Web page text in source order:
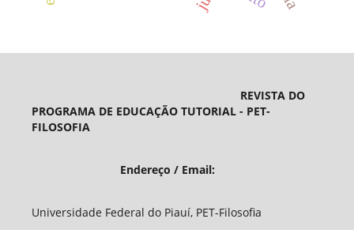
REVISTA DO
PROGRAMA DE EDUCAÇÃO TUTORIAL - PET-
FILOSOFIA
Endereço / Email:
Universidade Federal do Piauí, PET-Filosofia